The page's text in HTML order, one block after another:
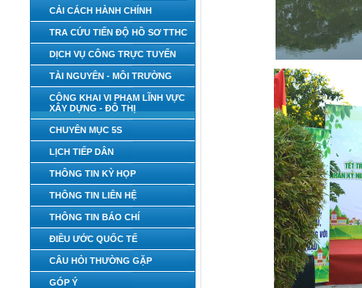
CẢI CÁCH HÀNH CHÍNH
TRA CỨU TIẾN ĐỘ HỒ SƠ TTHC
DỊCH VỤ CÔNG TRỰC TUYẾN
TÀI NGUYÊN - MÔI TRƯỜNG
CÔNG KHAI VI PHẠM LĨNH VỰC
XÂY DỰNG - ĐÔ THỊ
CHUYÊN MỤC 5S
LỊCH TIẾP DÂN
THÔNG TIN KỲ HỌP
THÔNG TIN LIÊN HỆ
THÔNG TIN BÁO CHÍ
ĐIỀU ƯỚC QUỐC TẾ
CÂU HỎI THƯỜNG GẶP
GÓP Ý